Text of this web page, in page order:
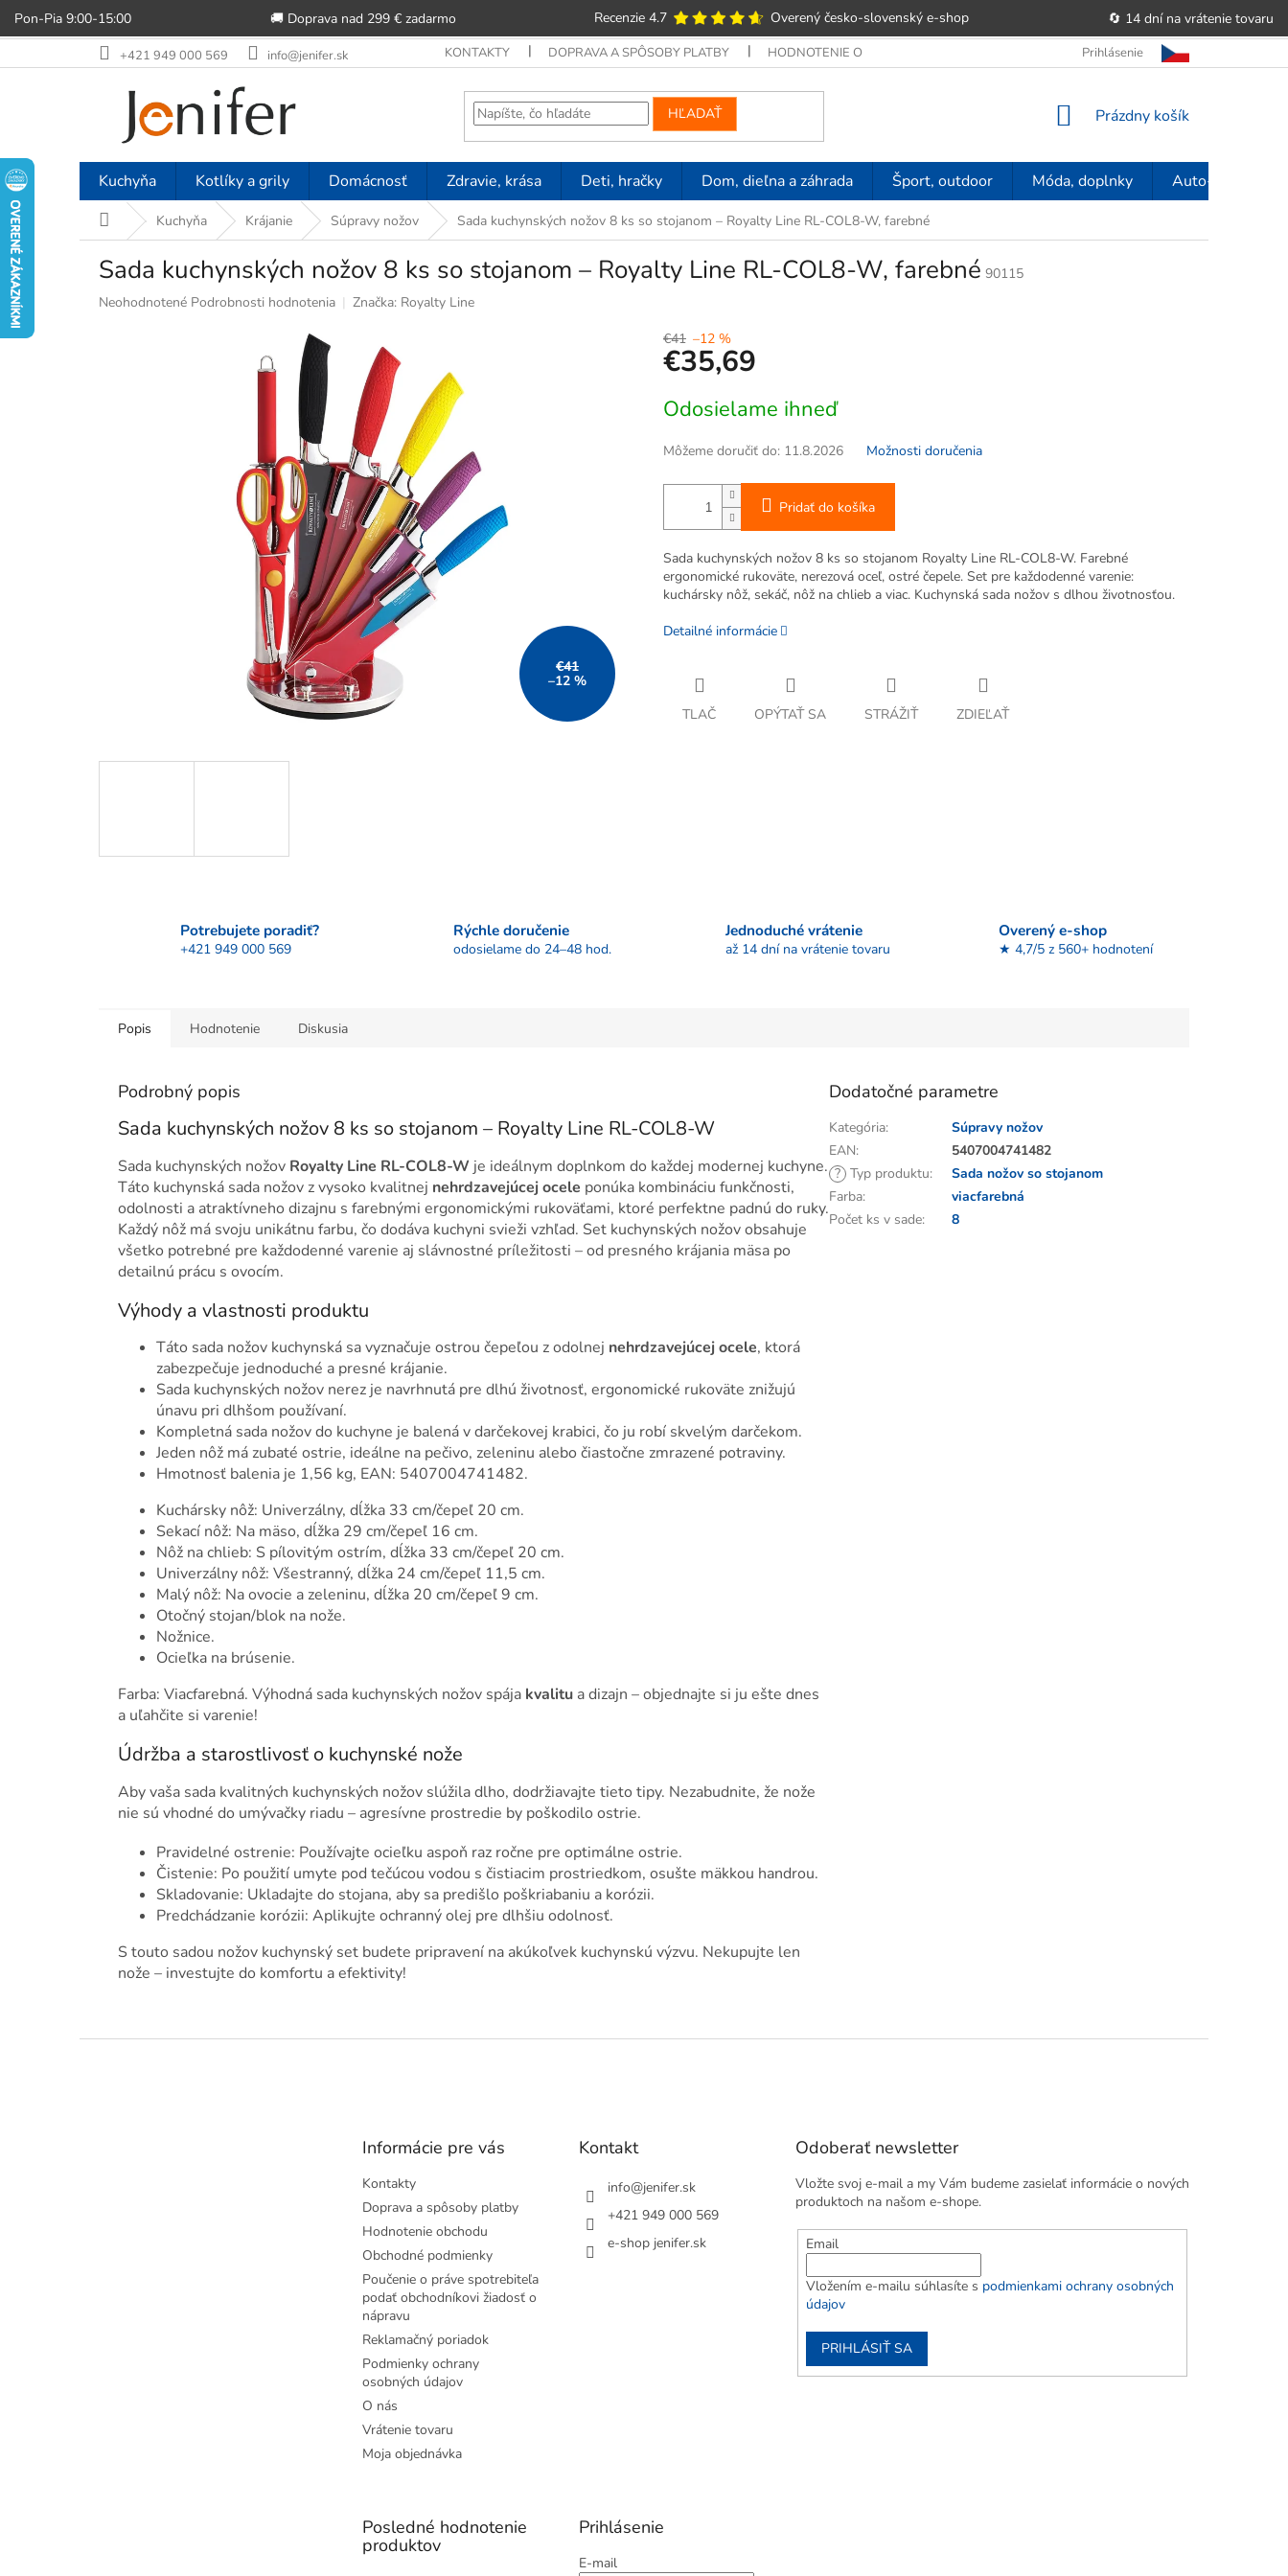
Pon-Pia 9:00-15:00 🚚 Doprava nad 299 € zadarmo Recenzie 4.7 Overený česko-slovenský e‑shop
🔄 14 dní na vrátenie tovaru
na
+421 949 000 569 info@jenifer.sk KONTAKTY DOPRAVA A SPÔSOBY PLATBY HODNOTENIE OBCHODU OBCHODNÉ PODMIENKY POUČENIE O PRÁVE
Prihlásenie
HĽADAŤ
NÁKUPNÝ
Prázdny košík
Kuchyňa Kotlíky a grily Domácnosť Zdravie, krása Deti, hračky Dom, dieľna a záhrada Šport, outdoor Móda, doplnky Auto-moto
DomovKuchyňa Krájanie Súpravy nožov Sada kuchynských nožov 8 ks so stojanom – Royalty Line RL-COL8-W, farebné
Sada kuchynských nožov 8 ks so stojanom – Royalty Line RL-COL8-W, farebné 90115
Priemerné
Neohodnotené Podrobnosti hodnotenia Značka: Royalty Line
€41
–12 %
€41 –12 %
€35,69
cena:
Odosielame ihneď
Môžeme doručiť do: 11.8.2026 Možnosti doručenia
Pridať do košíka
Sada kuchynských nožov 8 ks so stojanom Royalty Line RL-COL8-W. Farebné
ergonomické rukoväte, nerezová oceľ, ostré čepele. Set pre každodenné varenie:
kuchársky nôž, sekáč, nôž na chlieb a viac. Kuchynská sada nožov s dlhou životnosťou.
Detailné informácie
TLAČ OPÝTAŤ SA STRÁŽIŤ ZDIEĽAŤ
Potrebujete poradiť?
+421 949 000 569
Rýchle doručenie
odosielame do 24–48 hod.
Jednoduché vrátenie
až 14 dní na vrátenie tovaru
Overený e-shop
★ 4,7/5 z 560+ hodnotení
Popis Hodnotenie Diskusia
Podrobný popis
Sada kuchynských nožov 8 ks so stojanom – Royalty Line RL-COL8-W
Sada kuchynských nožov Royalty Line RL-COL8-W je ideálnym doplnkom do každej modernej kuchyne.
Táto kuchynská sada nožov z vysoko kvalitnej nehrdzavejúcej ocele ponúka kombináciu funkčnosti,
odolnosti a atraktívneho dizajnu s farebnými ergonomickými rukoväťami, ktoré perfektne padnú do ruky.
Každý nôž má svoju unikátnu farbu, čo dodáva kuchyni svieži vzhľad. Set kuchynských nožov obsahuje
všetko potrebné pre každodenné varenie aj slávnostné príležitosti – od presného krájania mäsa po
detailnú prácu s ovocím.
Výhody a vlastnosti produktu
Táto sada nožov kuchynská sa vyznačuje ostrou čepeľou z odolnej nehrdzavejúcej ocele, ktorá
zabezpečuje jednoduché a presné krájanie.
Sada kuchynských nožov nerez je navrhnutá pre dlhú životnosť, ergonomické rukoväte znižujú
únavu pri dlhšom používaní.
Kompletná sada nožov do kuchyne je balená v darčekovej krabici, čo ju robí skvelým darčekom.
Jeden nôž má zubaté ostrie, ideálne na pečivo, zeleninu alebo čiastočne zmrazené potraviny.
Hmotnosť balenia je 1,56 kg, EAN: 5407004741482.
Kuchársky nôž: Univerzálny, dĺžka 33 cm/čepeľ 20 cm.
Sekací nôž: Na mäso, dĺžka 29 cm/čepeľ 16 cm.
Nôž na chlieb: S pílovitým ostrím, dĺžka 33 cm/čepeľ 20 cm.
Univerzálny nôž: Všestranný, dĺžka 24 cm/čepeľ 11,5 cm.
Malý nôž: Na ovocie a zeleninu, dĺžka 20 cm/čepeľ 9 cm.
Otočný stojan/blok na nože.
Nožnice.
Ocieľka na brúsenie.
Farba: Viacfarebná. Výhodná sada kuchynských nožov spája kvalitu a dizajn – objednajte si ju ešte dnes
a uľahčite si varenie!
Údržba a starostlivosť o kuchynské nože
Aby vaša sada kvalitných kuchynských nožov slúžila dlho, dodržiavajte tieto tipy. Nezabudnite, že nože
nie sú vhodné do umývačky riadu – agresívne prostredie by poškodilo ostrie.
Pravidelné ostrenie: Používajte ocieľku aspoň raz ročne pre optimálne ostrie.
Čistenie: Po použití umyte pod tečúcou vodou s čistiacim prostriedkom, osušte mäkkou handrou.
Skladovanie: Ukladajte do stojana, aby sa predišlo poškriabaniu a korózii.
Predchádzanie korózii: Aplikujte ochranný olej pre dlhšiu odolnosť.
S touto sadou nožov kuchynský set budete pripravení na akúkoľvek kuchynskú výzvu. Nekupujte len
nože – investujte do komfortu a efektivity!
Dodatočné parametre
Kategória:
Súpravy nožov
EAN:
5407004741482
? Typ produktu:
Sada nožov so stojanom
Farba:
viacfarebná
Počet ks v sade: 8
Informácie pre vás
Kontakty
Doprava a spôsoby platby
Hodnotenie obchodu
Obchodné podmienky
Poučenie o práve spotrebiteľa
podať obchodníkovi žiadosť o
nápravu
Reklamačný poriadok
Podmienky ochrany
osobných údajov
O nás
Vrátenie tovaru
Moja objednávka
Kontakt
info@jenifer.sk
+421 949 000 569
e-shop jenifer.sk
Odoberať newsletter
Vložte svoj e-mail a my Vám budeme zasielať informácie o nových
produktoch na našom e-shope.
Email
Vložením e-mailu súhlasíte s podmienkami ochrany osobných
údajov
PRIHLÁSIŤ SA
Posledné hodnotenie
produktov
Prihlásenie
E-mail